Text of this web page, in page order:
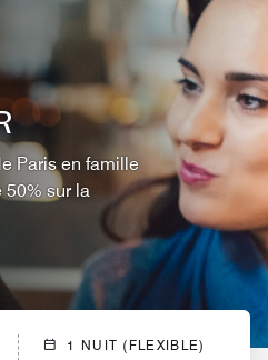
Paris en famille
50% sur la
1 NUIT (FLEXIBLE)